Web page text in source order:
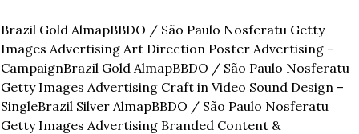
Brazil Gold AlmapBBDO / São Paulo Nosferatu Getty
Images Advertising Art Direction Poster Advertising –
CampaignBrazil Gold AlmapBBDO / São Paulo Nosferatu
Getty Images Advertising Craft in Video Sound Design –
SingleBrazil Silver AlmapBBDO / São Paulo Nosferatu
Getty Images Advertising Branded Content &